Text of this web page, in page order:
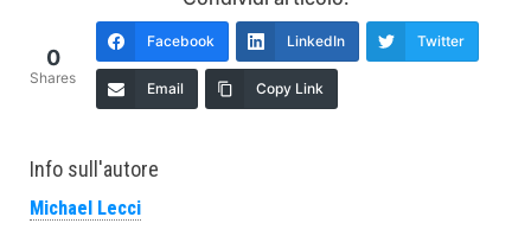
0
Shares
Facebook LinkedIn Twitter
Email Copy Link
Info sull'autore
Michael Lecci